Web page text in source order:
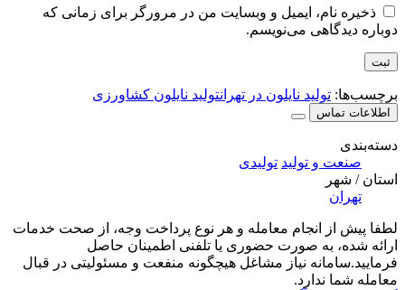
ایمیل و وبسایت من در مرورگر برای زمانی که
می‌نویسم.
نایلون در تهرانتولید نایلون کشاورزی
تولیدی
معامله و هر نوع پرداخت وجه، از صحت خدمات
صورت حضوری یا تلفنی اطمینان حاصل
نیاز مشاغل هیچگونه منفعت و مسئولیتی در قبال